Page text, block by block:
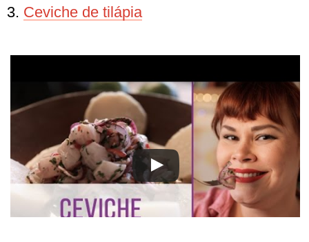
3. Ceviche de tilápia